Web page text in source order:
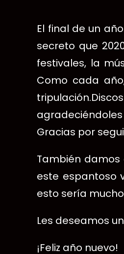
El final de un
secreto que
festivales, la
Como cada
tripulación.
agradeciéndoles
Gracias por
También
este espantoso
esto sería
Les deseamos
¡Feliz año nuevo!